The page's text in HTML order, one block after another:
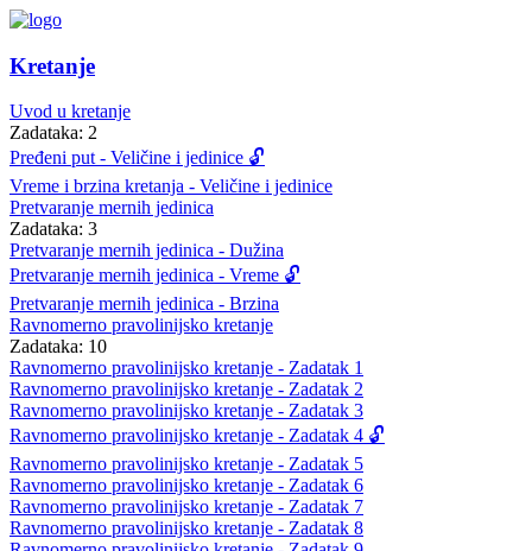
Kretanje
Uvod u kretanje
Zadataka: 2
Pređeni put - Veličine i jedinice 🔓
Vreme i brzina kretanja - Veličine i jedinice
Pretvaranje mernih jedinica
Zadataka: 3
Pretvaranje mernih jedinica - Dužina
Pretvaranje mernih jedinica - Vreme 🔓
Pretvaranje mernih jedinica - Brzina
Ravnomerno pravolinijsko kretanje
Zadataka: 10
Ravnomerno pravolinijsko kretanje - Zadatak 1
Ravnomerno pravolinijsko kretanje - Zadatak 2
Ravnomerno pravolinijsko kretanje - Zadatak 3
Ravnomerno pravolinijsko kretanje - Zadatak 4 🔓
Ravnomerno pravolinijsko kretanje - Zadatak 5
Ravnomerno pravolinijsko kretanje - Zadatak 6
Ravnomerno pravolinijsko kretanje - Zadatak 7
Ravnomerno pravolinijsko kretanje - Zadatak 8